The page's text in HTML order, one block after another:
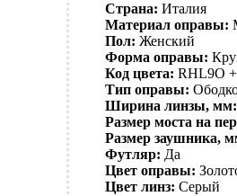
Страна: Италия
Материал оправы:
Пол: Женский
Форма оправы:
Код цвета: RHL9O
Тип оправы:
Ширина линзы, мм:
Размер моста на
Размер заушника,
Футляр: Да
Цвет оправы:
Цвет линз: Серый